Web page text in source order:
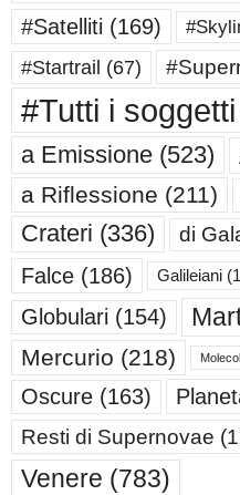
#Satelliti (169)
#Startrail (67)
#Tutti i soggetti
a Emissione (523)
a Riflessione (211)
Crateri (336) di
Falce (186) Galileiani
Globulari (154)
Mercurio (218)
Oscure (163)
Resti di Supernovae
Venere (783)